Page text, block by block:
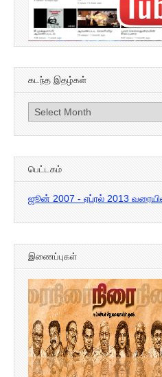
கடந்த இதழ்கள்
கடந்த
இதழ்கள்
பெட்டகம்
ஜூன் 2007 - ஏப்ரல் 2013
இணைப்புகள்